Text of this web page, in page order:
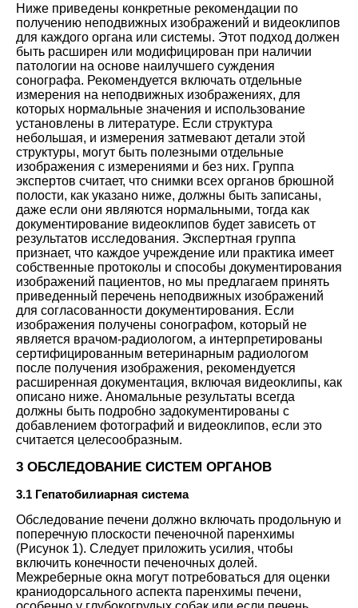
Ниже приведены конкретные рекомендации по
получению неподвижных изображений и видеоклипов
для каждого органа или системы. Этот подход должен
быть расширен или модифицирован при наличии
патологии на основе наилучшего суждения
сонографа. Рекомендуется включать отдельные
измерения на неподвижных изображениях, для
которых нормальные значения и использование
установлены в литературе. Если структура
небольшая, и измерения затмевают детали этой
структуры, могут быть полезными отдельные
изображения с измерениями и без них. Группа
экспертов считает, что снимки всех органов брюшной
полости, как указано ниже, должны быть записаны,
даже если они являются нормальными, тогда как
документирование видеоклипов будет зависеть от
результатов исследования. Экспертная группа
признает, что каждое учреждение или практика имеет
собственные протоколы и способы документирования
изображений пациентов, но мы предлагаем принять
приведенный перечень неподвижных изображений
для согласованности документирования. Если
изображения получены сонографом, который не
является врачом-радиологом, а интерпретированы
сертифицированным ветеринарным радиологом
после получения изображения, рекомендуется
расширенная документация, включая видеоклипы, как
описано ниже. Аномальные результаты всегда
должны быть подробно задокументированы с
добавлением фотографий и видеоклипов, если это
считается целесообразным.
3 ОБСЛЕДОВАНИЕ СИСТЕМ ОРГАНОВ
3.1 Гепатобилиарная система
Обследование печени должно включать продольную и
поперечную плоскости печеночной паренхимы
(Рисунок 1). Следует приложить усилия, чтобы
включить конечности печеночных долей.
Межреберные окна могут потребоваться для оценки
краниодорсального аспекта паренхимы печени,